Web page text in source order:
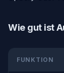
Wie gut ist
FUNKTION